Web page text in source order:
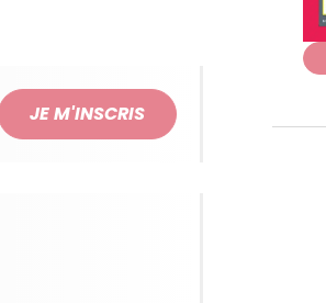
JE M'INSCRIS